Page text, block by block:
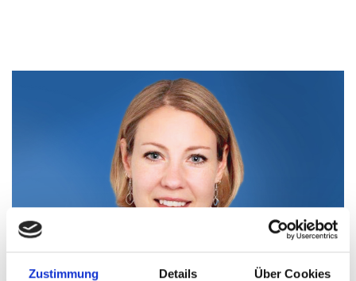
Zustimmung Details Über Cookies